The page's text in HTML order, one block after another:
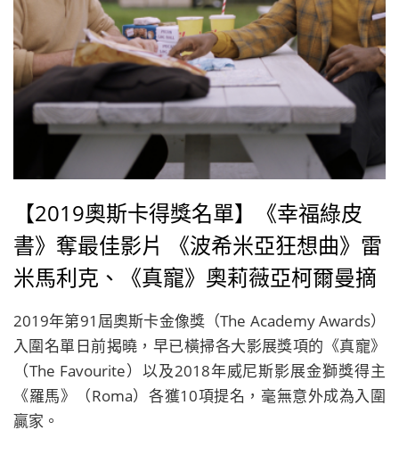
【2019奧斯卡得獎名單】《幸福綠皮
書》奪最佳影片 《波希米亞狂想曲》雷
米馬利克、《真寵》奧莉薇亞柯爾曼摘
下男女主角小金人
2019年第91屆奧斯卡金像獎（The Academy Awards）
入圍名單日前揭曉，早已橫掃各大影展獎項的《真寵》
（The Favourite）以及2018年威尼斯影展金獅獎得主
《羅馬》（Roma）各獲10項提名，毫無意外成為入圍
贏家。